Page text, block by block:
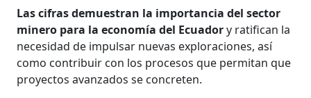
Las cifras demuestran la importancia del sector
minero para la economía del Ecuadory ratifican la
necesidad de impulsar nuevas exploraciones, así
como contribuir con los procesos que permitan que
proyectos avanzados se concreten.